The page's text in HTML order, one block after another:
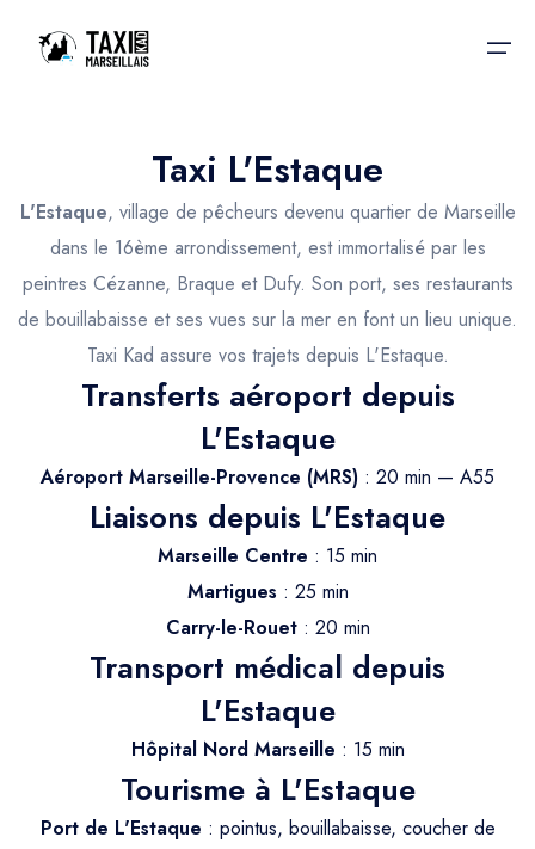
Nos services
Nos services
Taxis Aéroport
Trajet Gare SNCF
Trajet Port croisière
Trajet Santé
Trajet Longue Distance
Taxis aéroport
Réservation
Actualités & évènements
Contactez-nous
Taxi L'Estaque
L'Estaque, village de pêcheurs devenu quartier de Marseille
dans le 16ème arrondissement, est immortalisé par les
peintres Cézanne, Braque et Dufy. Son port, ses restaurants
de bouillabaisse et ses vues sur la mer en font un lieu unique.
Taxi Kad assure vos trajets depuis L'Estaque.
Transferts aéroport depuis
L'Estaque
Aéroport Marseille-Provence (MRS) : 20 min — A55
Liaisons depuis L'Estaque
Marseille Centre : 15 min
Martigues : 25 min
Carry-le-Rouet: 20 min
Transport médical depuis
L'Estaque
Hôpital Nord Marseille : 15 min
Tourisme à L'Estaque
Port de L'Estaque : pointus, bouillabaisse, coucher de